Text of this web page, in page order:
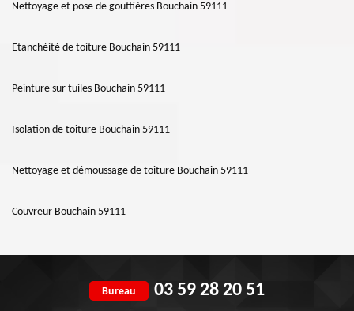
Nettoyage et pose de gouttières Bouchain 59111
Etanchéité de toiture Bouchain 59111
Peinture sur tuiles Bouchain 59111
Isolation de toiture Bouchain 59111
Nettoyage et démoussage de toiture Bouchain 59111
Couvreur Bouchain 59111
Bureau 03 59 28 20 51